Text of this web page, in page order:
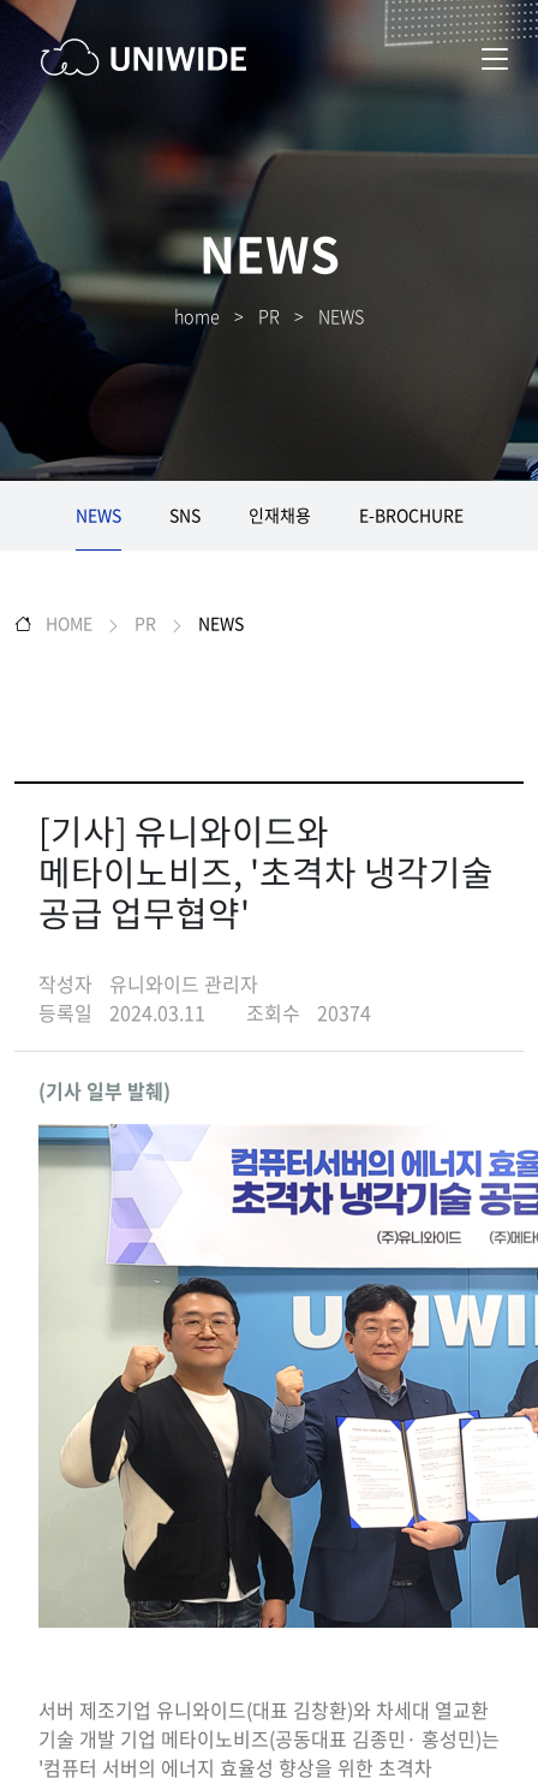
NEWS
home > PR > NEWS
NEWS SNS 인재채용 E-BROCHURE
HOME PR NEWS
[기사] 유니와이드와
메타이노비즈, '초격차 냉각기술
공급 업무협약'
작성자
유니와이드 관리자
등록일
2024.03.11 조회수 20374
(기사 일부 발췌)
서버 제조기업 유니와이드(대표 김창환)와 차세대 열교환
기술 개발 기업 메타이노비즈(공동대표 김종민· 홍성민)는
'컴퓨터 서버의 에너지 효율성 향상을 위한 초격차